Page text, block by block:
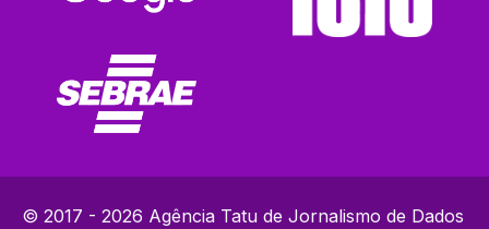
© 2017 - 2026 Agência Tatu de Jornalismo de Dados